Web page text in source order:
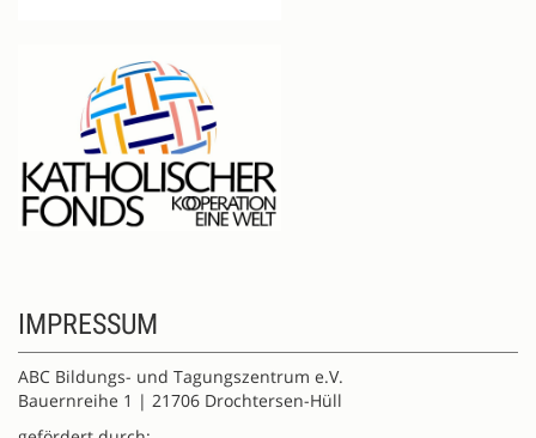
IMPRESSUM
ABC Bildungs- und Tagungszentrum e.V.
Bauernreihe 1 | 21706 Drochtersen-Hüll